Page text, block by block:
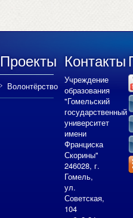
Проекты
Волонтёрство
Контакты
Учреждение
образования
"Гомельский
государственный
университет
имени
Франциска
Скорины"
246028, г.
Гомель,
ул.
Советская,
104